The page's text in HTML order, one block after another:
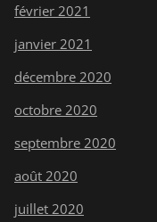
février 2021
janvier 2021
décembre 2020
octobre 2020
septembre 2020
août 2020
juillet 2020